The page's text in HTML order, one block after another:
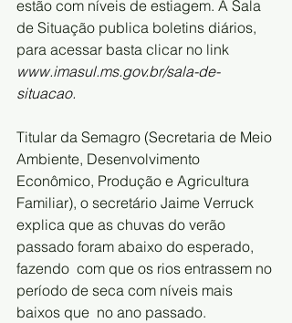
estão com níveis de estiagem. A Sala
de Situação publica boletins diários,
para acessar basta clicar no link
www.imasul.ms.gov.br/sala-de-
situacao.
Titular da Semagro (Secretaria de Meio
Ambiente, Desenvolvimento
Econômico, Produção e Agricultura
Familiar), o secretário Jaime Verruck
explica que as chuvas do verão
passado foram abaixo do esperado,
fazendo  com que os rios entrassem no
período de seca com níveis mais
baixos que  no ano passado.